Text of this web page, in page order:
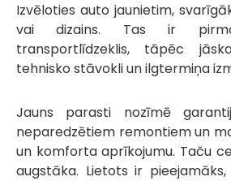
Izvēloties auto jaunietim,
vai dizains. Tas ir
transportlīdzeklis, tāpēc
tehnisko stāvokli un ilgtermiņa
Jauns parasti nozīmē
neparedzētiem remontiem un
un komforta aprīkojumu. Taču
augstāka. Lietots ir